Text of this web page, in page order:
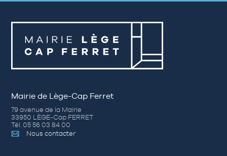
Mairie de Lège-Cap Ferret
79 avenue de la Mairie
33950 LÈGE-Cap FERRET
Tél. 05 56 03 84 00
Nous contacter